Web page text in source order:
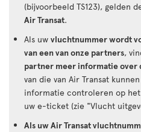
(bijvoorbeeld TS123), gelden
Air Transat.
Als uw vluchtnummer wordt
van een van onze partners,
partner meer informatie over
van die van Air Transat
informatie controleren op
uw e-ticket (zie "Vlucht
Als uw Air Transat